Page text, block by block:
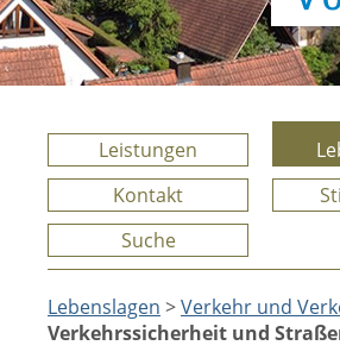
Leistungen
Kontakt
Suche
Lebenslagen >Verkehr und
Verkehrssicherheit und